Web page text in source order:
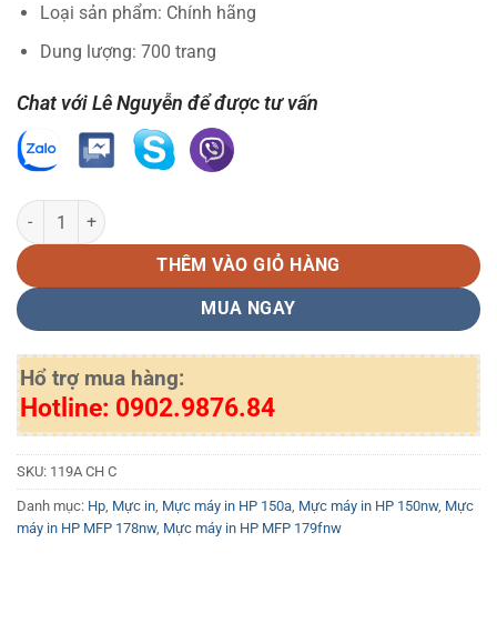
Loại sản phẩm: Chính hãng
Dung lượng: 700 trang
Chat với Lê Nguyễn để được tư vấn
Hộp mực in laser màu xanh HP 119A chính hãng (W2091A) số lượng
THÊM VÀO GIỎ HÀNG
MUA NGAY
Hổ trợ mua hàng:
Hotline: 0902.9876.84
SKU: 119A CH C
Danh mục: Hp, Mực in, Mực máy in HP 150a, Mực máy in HP 150nw, Mực
máy in HP MFP 178nw, Mực máy in HP MFP 179fnw